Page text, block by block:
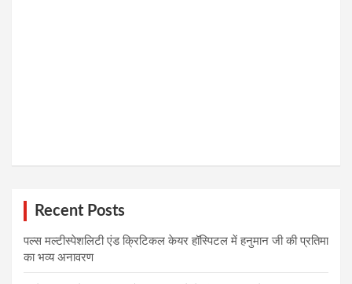
Recent Posts
पल्स मल्टीस्पेशलिटी एंड क्रिटिकल केयर हॉस्पिटल में हनुमान जी की प्रतिमा
का भव्य अनावरण